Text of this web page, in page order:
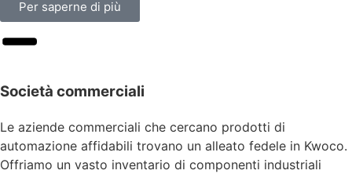
Per saperne di più
Società commerciali
Le aziende commerciali che cercano prodotti di
automazione affidabili trovano un alleato fedele in Kwoco.
Offriamo un vasto inventario di componenti industriali